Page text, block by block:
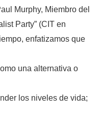
Murphy, Miembro del
Party” (CIT en
enfatizamos que
una alternativa o
los niveles de vida;